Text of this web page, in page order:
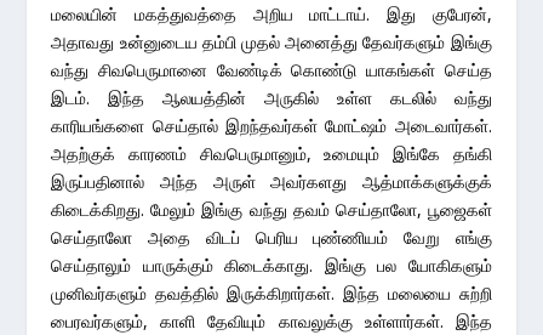
மலையின் மகத்துவத்தை அறிய மாட்டாய். இது குபேரன்,
அதாவது உன்னுடைய தம்பி முதல் அனைத்து தேவர்களும் இங்கு
வந்து சிவபெருமானை வேண்டிக் கொண்டு யாகங்கள் செய்த
இடம். இந்த ஆலயத்தின் அருகில் உள்ள கடலில் வந்து
காரியங்களை செய்தால் இறந்தவர்கள் மோட்ஷம் அடைவார்கள்.
அதற்குக் காரணம் சிவபெருமானும், உமையும் இங்கே தங்கி
இருப்பதினால் அந்த அருள் அவர்களது ஆத்மாக்களுக்குக்
கிடைக்கிறது. மேலும் இங்கு வந்து தவம் செய்தாலோ, பூஜைகள்
செய்தாலோ அதை விடப் பெரிய புண்ணியம் வேறு எங்கு
செய்தாலும் யாருக்கும் கிடைக்காது. இங்கு பல யோகிகளும்
முனிவர்களும் தவத்தில் இருக்கிறார்கள். இந்த மலையை சுற்றி
பைரவர்களும், காளி தேவியும் காவலுக்கு உள்ளார்கள். இந்த